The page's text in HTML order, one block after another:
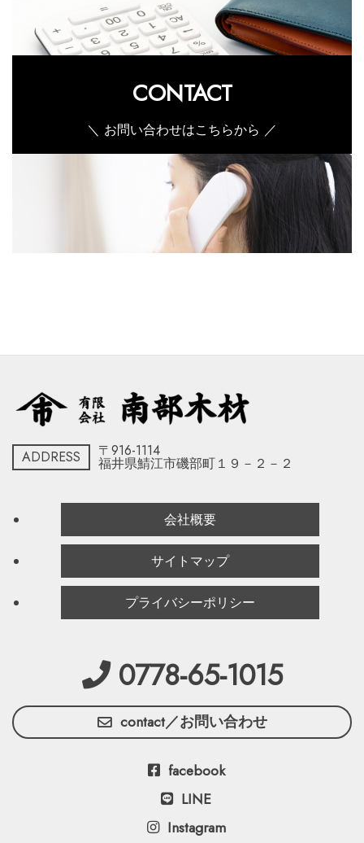
CONTACT
＼ お問い合わせはこちらから ／
ADDRESS 〒916-1114
福井県鯖江市磯部町１９－２－２
会社概要
サイトマップ
プライバシーポリシー
0778-65-1015
contact／お問い合わせ
facebook
LINE
Instagram